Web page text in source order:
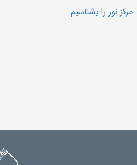
مرکز نور را بشناسیم